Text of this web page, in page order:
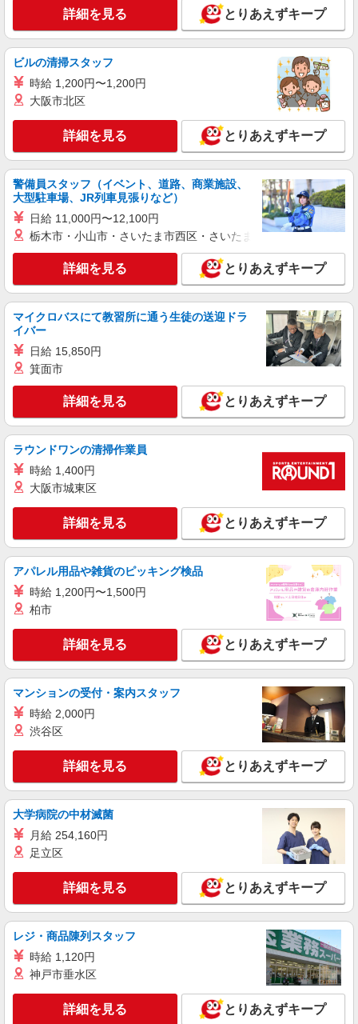
験・能力により考慮します。 ※賞与年2回（金額
は業績・成績により変動） ※昇給年2回 ※試用期
間3ヶ月（条件変更なし）
キープ 詳細を見る
正社員
株式会社塩梅
調理師（介護福祉施設での仕込み・調理・盛付
など）
月給：204,000円〜280,000円 みなし残業代：
29,430円（20時間）〜44,150円（30時間）を含む
※みなし残業超過分別途支給 ※みなし残業なしも
相談可 ※交通費全額支給（規定有り） ※給与は経
験・能力により考慮します。 ※賞与年2回（金額
は業績・成績により変動） ※昇給年2回 ※試用期
間3ヶ月（条件変更なし）
介護付有料老人ホーム ゼフィール白川 (兵庫
県神戸市須磨区白川台5-7-57）
キープ 詳細を見る
詳細を見る とりあえずキープ
ビルの清掃スタッフ
時給 1,200円〜1,200円
大阪市北区
詳細を見る とりあえずキープ
警備員スタッフ（イベント、道路、商業施設、
大型駐車場、JR列車見張りなど）
日給 11,000円〜12,100円
栃木市・小山市・さいたま市西区・さいたま市岩槻区・久喜市・
詳細を見る とりあえずキープ
マイクロバスにて教習所に通う生徒の送迎ドラ
イバー
日給 15,850円
箕面市
詳細を見る とりあえずキープ
ラウンドワンの清掃作業員
時給 1,400円
大阪市城東区
詳細を見る とりあえずキープ
アパレル用品や雑貨のピッキング検品
時給 1,200円〜1,500円
柏市
詳細を見る とりあえずキープ
マンションの受付・案内スタッフ
時給 2,000円
渋谷区
詳細を見る とりあえずキープ
大学病院の中材滅菌
月給 254,160円
足立区
詳細を見る とりあえずキープ
レジ・商品陳列スタッフ
時給 1,120円
神戸市垂水区
詳細を見る とりあえずキープ